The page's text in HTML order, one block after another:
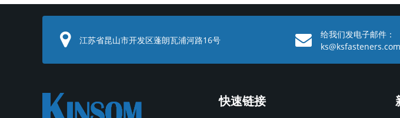
江苏省昆山市开发区蓬朗瓦浦河路16号
给我们发电子邮件：
ks@ksfasteners.com
快速链接